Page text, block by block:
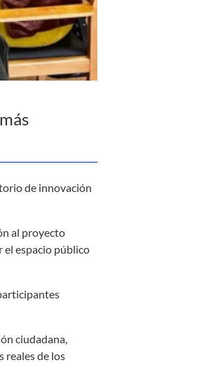
de innovación
al proyecto
el espacio público
ciudadana,
reales de los